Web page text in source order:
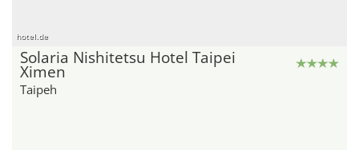
hotel.de
Solaria Nishitetsu Hotel Taipei
Ximen
Taipeh